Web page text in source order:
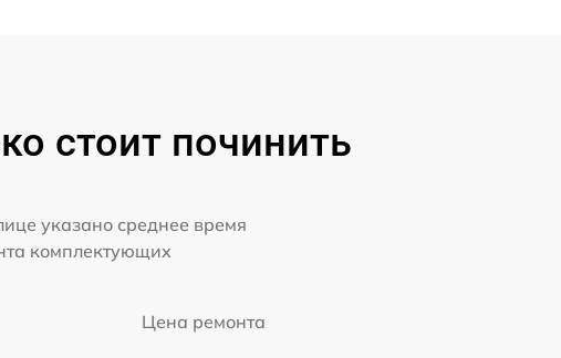
стоит починить
указано среднее время
комплектующих
Цена ремонта